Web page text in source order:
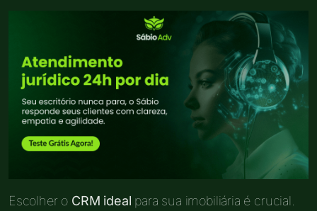
Escolher o CRM ideal para sua imobiliária é crucial.